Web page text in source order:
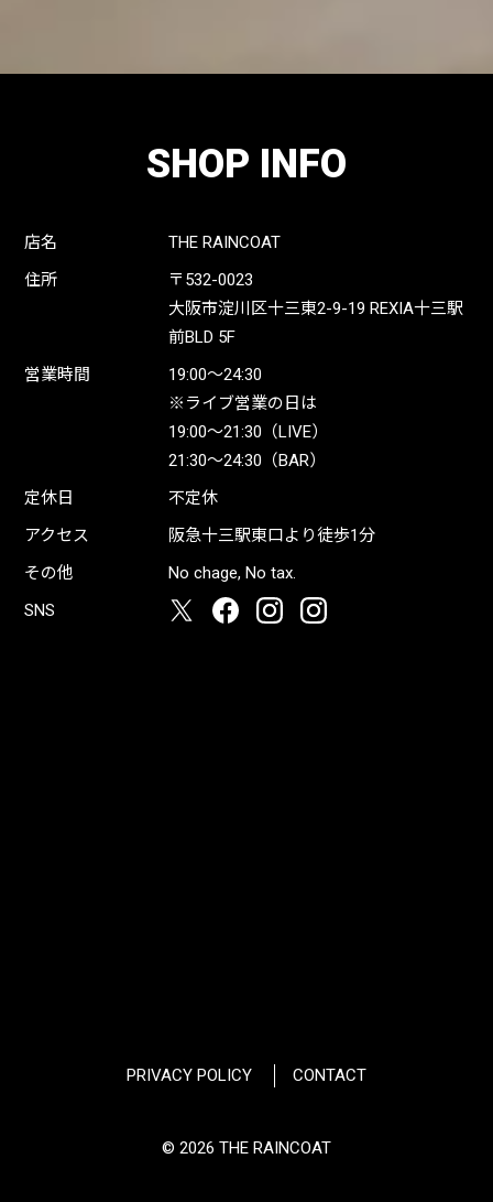
SHOP INFO
店名
THE RAINCOAT
住所
〒532-0023
大阪市淀川区十三東2-9-19 REXIA十三駅
前BLD 5F
営業時間
19:00〜24:30
※ライブ営業の日は
19:00〜21:30（LIVE）
21:30〜24:30（BAR）
定休日
不定休
アクセス
阪急十三駅東口より徒歩1分
その他
No chage, No tax.
SNS
PRIVACY POLICY CONTACT
© 2026 THE RAINCOAT